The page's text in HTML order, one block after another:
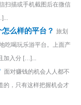
扫描或手机截图后在微信
么样的平台？ 旅划
吃喝玩乐游平台。上面产
加入分 […]...
面对赚钱的机会人人都不
的，只有这样把握机会才